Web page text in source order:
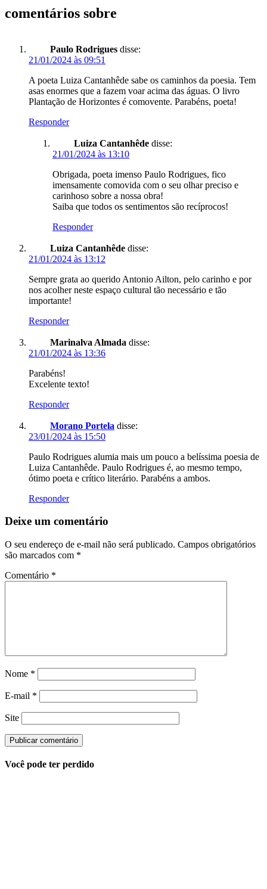
comentários sobre
Paulo Rodrigues disse:
21/01/2024 às 09:51
A poeta Luiza Cantanhêde sabe os caminhos da poesia. Tem
asas enormes que a fazem voar acima das águas. O livro
Plantação de Horizontes é comovente. Parabéns, poeta!
Responder
Luiza Cantanhêde disse:
21/01/2024 às 13:10
Obrigada, poeta imenso Paulo Rodrigues, fico
imensamente comovida com o seu olhar preciso e
carinhoso sobre a nossa obra!
Saiba que todos os sentimentos são recíprocos!
Responder
Luiza Cantanhêde disse:
21/01/2024 às 13:12
Sempre grata ao querido Antonio Ailton, pelo carinho e por
nos acolher neste espaço cultural tão necessário e tão
importante!
Responder
Marinalva Almada disse:
21/01/2024 às 13:36
Parabéns!
Excelente texto!
Responder
Morano Portela disse:
23/01/2024 às 15:50
Paulo Rodrigues alumia mais um pouco a belíssima poesia de
Luiza Cantanhêde. Paulo Rodrigues é, ao mesmo tempo,
ótimo poeta e crítico literário. Parabéns a ambos.
Responder
Deixe um comentário
O seu endereço de e-mail não será publicado. Campos obrigatórios
são marcados com *
Comentário *
Nome *
E-mail *
Site
Você pode ter perdido